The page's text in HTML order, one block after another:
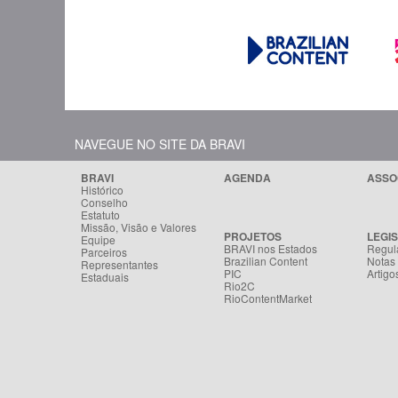
NAVEGUE NO SITE DA BRAVI
BRAVI
Histórico
Conselho
Estatuto
Missão, Visão e Valores
Equipe
Parceiros
Representantes
Estaduais
AGENDA
PROJETOS
BRAVI nos Estados
Brazilian Content
PIC
Rio2C
RioContentMarket
Notas